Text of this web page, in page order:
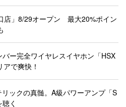
店」8/29オープン 最大20%ポイン
ー完全ワイヤレスイヤホン「HSX
で爽快！
リックの真髄。A級パワーアンプ「S
く